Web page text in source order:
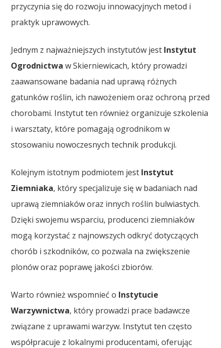
przyczynia się do rozwoju innowacyjnych metod i
praktyk uprawowych.
Jednym z najważniejszych instytutów jest Instytut
Ogrodnictwa w Skierniewicach, który prowadzi
zaawansowane badania nad uprawą różnych
gatunków roślin, ich nawożeniem oraz ochroną przed
chorobami. Instytut ten również organizuje szkolenia
i warsztaty, które pomagają ogrodnikom w
stosowaniu nowoczesnych technik produkcji.
Kolejnym istotnym podmiotem jest Instytut
Ziemniaka, który specjalizuje się w badaniach nad
uprawą ziemniaków oraz innych roślin bulwiastych.
Dzięki swojemu wsparciu, producenci ziemniaków
mogą korzystać z najnowszych odkryć dotyczących
chorób i szkodników, co pozwala na zwiększenie
plonów oraz poprawę jakości zbiorów.
Warto również wspomnieć o Instytucie
Warzywnictwa, który prowadzi prace badawcze
związane z uprawami warzyw. Instytut ten często
współpracuje z lokalnymi producentami, oferując